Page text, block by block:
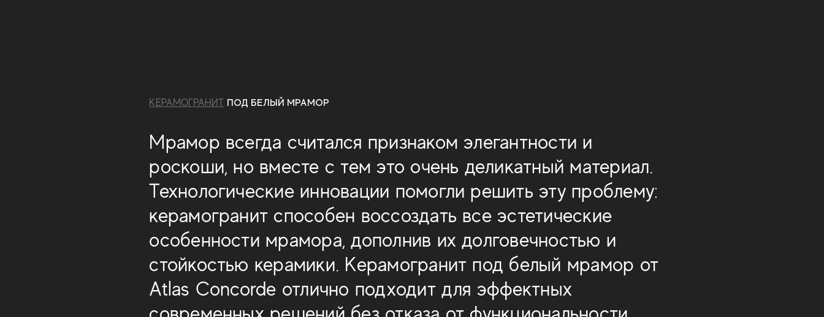
КЕРАМОГРАНИТ ПОД БЕЛЫЙ МРАМОР
Мрамор всегда считался признаком элегантности и
роскоши, но вместе с тем это очень деликатный материал.
Технологические инновации помогли решить эту проблему:
керамогранит способен воссоздать все эстетические
особенности мрамора, дополнив их долговечностью и
стойкостью керамики. Керамогранит под белый мрамор от
Atlas Concorde отлично подходит для эффектных